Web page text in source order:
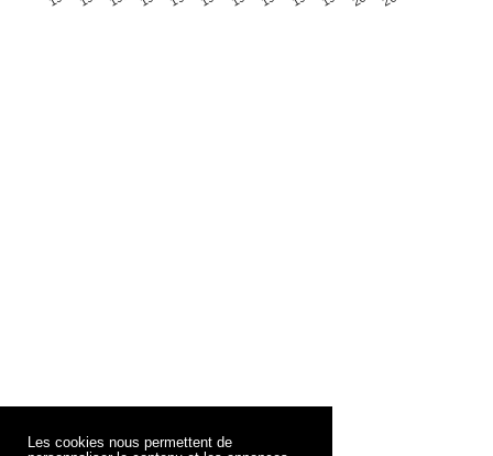
Les cookies nous permettent de